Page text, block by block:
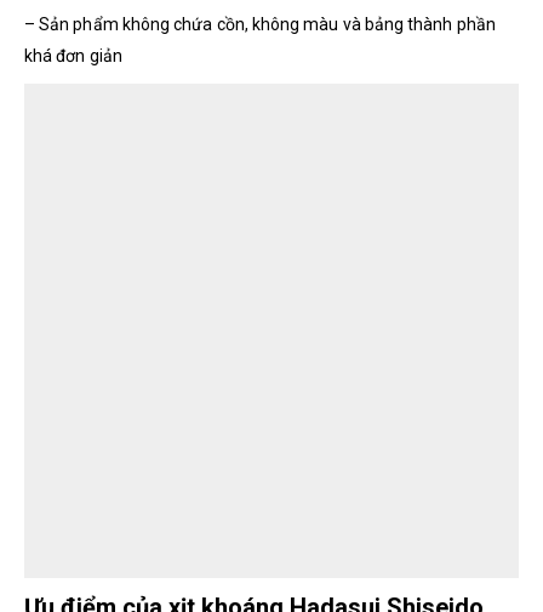
– Sản phẩm không chứa cồn, không màu và bảng thành phần
khá đơn giản